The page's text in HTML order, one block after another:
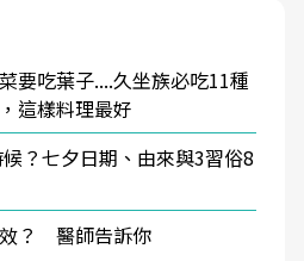
要吃葉子....久坐族必吃11種
這樣料理最好
？七夕日期、由來與3習俗8
？ 醫師告訴你